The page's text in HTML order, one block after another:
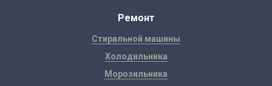
Ремонт
Стиральной машины
Холодильника
Морозильника